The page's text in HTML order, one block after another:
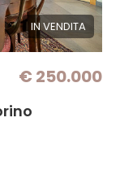
IN VENDITA
€ 250.000